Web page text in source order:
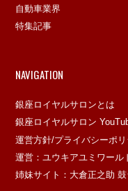
自動車業界
特集記事
NAVIGATION
銀座ロイヤルサロンとは
銀座ロイヤルサロン
運営方針/プライバシーポリ
運営：ユウキアユミワール
姉妹サイト：大倉正之助 鼓